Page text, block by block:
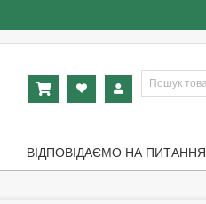
Шукати:
ВІДПОВІДАЄМО НА ПИТАННЯ